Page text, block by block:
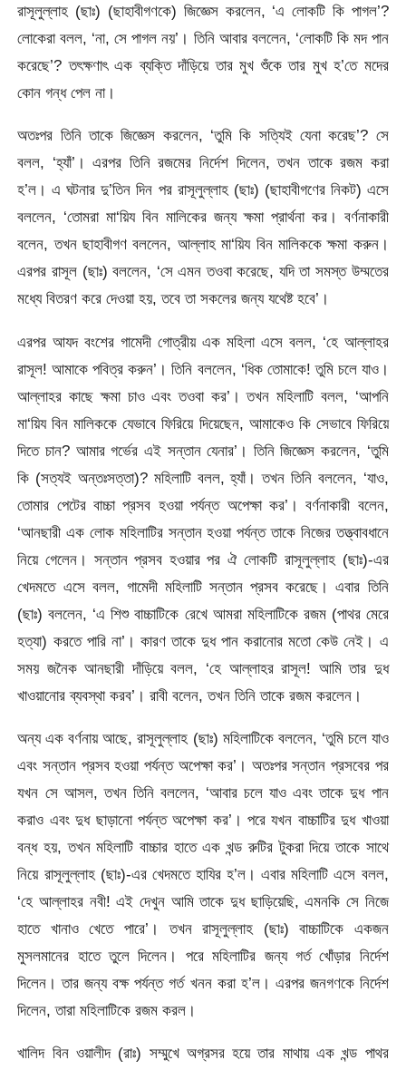
রাসূলুল্লাহ (ছাঃ) (ছাহাবীগণকে) জিজ্ঞেস করলেন, ‘এ লোকটি কি পাগল’?
লোকেরা বলল, ‘না, সে পাগল নয়’। তিনি আবার বললেন, ‘লোকটি কি মদ পান
করেছে’? তৎক্ষণাৎ এক ব্যক্তি দাঁড়িয়ে তার মুখ শুঁকে তার মুখ হ’তে মদের
কোন গন্ধ পেল না।
অতঃপর তিনি তাকে জিজ্ঞেস করলেন, ‘তুমি কি সত্যিই যেনা করেছ’? সে
বলল, ‘হ্যাঁ’। এরপর তিনি রজমের নির্দেশ দিলেন, তখন তাকে রজম করা
হ’ল। এ ঘটনার দু’তিন দিন পর রাসূলুল্লাহ (ছাঃ) (ছাহাবীগণের নিকট) এসে
বললেন, ‘তোমরা মা‘য়িয বিন মালিকের জন্য ক্ষমা প্রার্থনা কর। বর্ণনাকারী
বলেন, তখন ছাহাবীগণ বললেন, আল্লাহ মা‘য়িয বিন মালিককে ক্ষমা করুন।
এরপর রাসূল (ছাঃ) বললেন, ‘সে এমন তওবা করেছে, যদি তা সমস্ত উম্মতের
মধ্যে বিতরণ করে দেওয়া হয়, তবে তা সকলের জন্য যথেষ্ট হবে’।
এরপর আযদ বংশের গামেদী গোত্রীয় এক মহিলা এসে বলল, ‘হে আল্লাহর
রাসূল! আমাকে পবিত্র করুন’। তিনি বললেন, ‘ধিক তোমাকে! তুমি চলে যাও।
আল্লাহর কাছে ক্ষমা চাও এবং তওবা কর’। তখন মহিলাটি বলল, ‘আপনি
মা‘য়িয বিন মালিককে যেভাবে ফিরিয়ে দিয়েছেন, আমাকেও কি সেভাবে ফিরিয়ে
দিতে চান? আমার গর্ভের এই সন্তান যেনার’। তিনি জিজ্ঞেস করলেন, ‘তুমি
কি (সত্যই অন্তঃসত্তা)? মহিলাটি বলল, হ্যাঁ। তখন তিনি বললেন, ‘যাও,
তোমার পেটের বাচ্চা প্রসব হওয়া পর্যন্ত অপেক্ষা কর’। বর্ণনাকারী বলেন,
‘আনছারী এক লোক মহিলাটির সন্তান হওয়া পর্যন্ত তাকে নিজের তত্ত্বাবধানে
নিয়ে গেলেন। সন্তান প্রসব হওয়ার পর ঐ লোকটি রাসূলুল্লাহ (ছাঃ)-এর
খেদমতে এসে বলল, গামেদী মহিলাটি সন্তান প্রসব করেছে। এবার তিনি
(ছাঃ) বললেন, ‘এ শিশু বাচ্চাটিকে রেখে আমরা মহিলাটিকে রজম (পাথর মেরে
হত্যা) করতে পারি না’। কারণ তাকে দুধ পান করানোর মতো কেউ নেই। এ
সময় জনৈক আনছারী দাঁড়িয়ে বলল, ‘হে আল্লাহর রাসূল! আমি তার দুধ
খাওয়ানোর ব্যবস্থা করব’। রাবী বলেন, তখন তিনি তাকে রজম করলেন।
অন্য এক বর্ণনায় আছে, রাসূলুল্লাহ (ছাঃ) মহিলাটিকে বললেন, ‘তুমি চলে যাও
এবং সন্তান প্রসব হওয়া পর্যন্ত অপেক্ষা কর’। অতঃপর সন্তান প্রসবের পর
যখন সে আসল, তখন তিনি বললেন, ‘আবার চলে যাও এবং তাকে দুধ পান
করাও এবং দুধ ছাড়ানো পর্যন্ত অপেক্ষা কর’। পরে যখন বাচ্চাটির দুধ খাওয়া
বন্ধ হয়, তখন মহিলাটি বাচ্চার হাতে এক খন্ড রুটির টুকরা দিয়ে তাকে সাথে
নিয়ে রাসূলুল্লাহ (ছাঃ)-এর খেদমতে হাযির হ’ল। এবার মহিলাটি এসে বলল,
‘হে আল্লাহর নবী! এই দেখুন আমি তাকে দুধ ছাড়িয়েছি, এমনকি সে নিজে
হাতে খানাও খেতে পারে’। তখন রাসূলুল্লাহ (ছাঃ) বাচ্চাটিকে একজন
মুসলমানের হাতে তুলে দিলেন। পরে মহিলাটির জন্য গর্ত খোঁড়ার নির্দেশ
দিলেন। তার জন্য বক্ষ পর্যন্ত গর্ত খনন করা হ’ল। এরপর জনগণকে নির্দেশ
দিলেন, তারা মহিলাটিকে রজম করল।
খালিদ বিন ওয়ালীদ (রাঃ) সম্মুখে অগ্রসর হয়ে তার মাথায় এক খন্ড পাথর